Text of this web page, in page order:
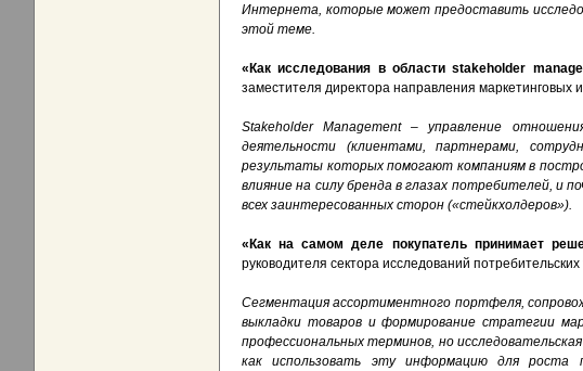
Интернета, которые может предоставить
этой теме.
«Как исследования в области stakeholder
заместителя директора направления маркетинговых
Stakeholder Management– управление
деятельности (клиентами, партнерами,
результаты которых помогают компаниям в
влияние на силу бренда в глазах потребителей, и
всех заинтересованных сторон («стейкхолдеров»).
«Как на самом деле покупатель принимает
руководителя сектора исследований
Сегментация ассортиментного портфеля,
выкладки товаров и формирование стратегии
профессиональных терминов, но
как использовать эту информацию для роста